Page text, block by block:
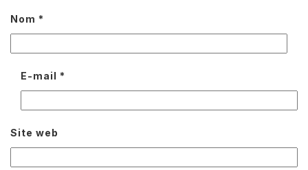
Nom *
E-mail *
Site web